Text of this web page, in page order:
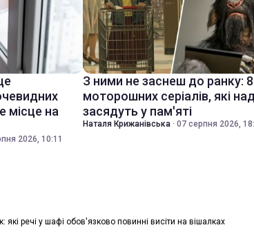
місце на
2026, 10:11
З ними не заснеш до ранку: 8
моторошних серіалів, які
засядуть у пам'яті
Наталя Крижанівська · 07 серпня 2026,
які речі у шафі обов'язково повинні висіти на вішалках